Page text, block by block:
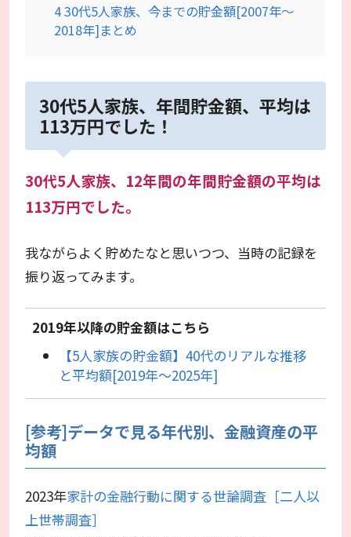
430代5人家族、今までの貯金額[2007年～
2018年]まとめ
30代5人家族、年間貯金額、平均は
113万円でした！
30代5人家族、12年間の年間貯金額の平均は
113万円でした。
我ながらよく貯めたなと思いつつ、当時の記録を
振り返ってみます。
2019年以降の貯金額はこちら
【5人家族の貯金額】40代のリアルな推移
と平均額[2019年〜2025年]
[参考]データで見る年代別、金融資産の平
均額
2023年家計の金融行動に関する世論調査［二人以
上世帯調査］